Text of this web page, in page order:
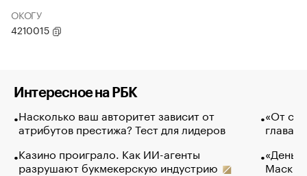
ОКОГУ
4210015
Интересное на РБК
Насколько ваш авторитет зависит от
атрибутов престижа? Тест для лидеров
Казино проиграло. Как ИИ-агенты
разрушают букмекерскую индустрию
«От
глава
Маск в